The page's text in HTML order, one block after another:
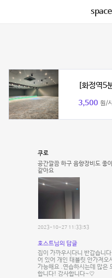
[화정역5
3,500 원/
쿠로
공간깔끔 하구 음향장비도 좋
같아요
2023-10-27 11:33:53
호스트님의 답글
집이 가까우시다니 반갑습니
어 있어 개인 태블릿 안가져오
가능해요 .연습하시는데 많은
합니다! 감사합니다~♡